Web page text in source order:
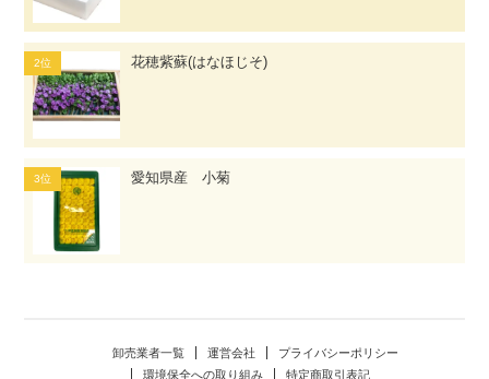
花穂紫蘇(はなほじそ)
愛知県産 小菊
卸売業者一覧 運営会社
プライバシーポリシー
環境保全への取り組み
特定商取引表記